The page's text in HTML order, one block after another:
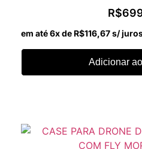
R$
em até 6x de R$116,67s/
Adicionar